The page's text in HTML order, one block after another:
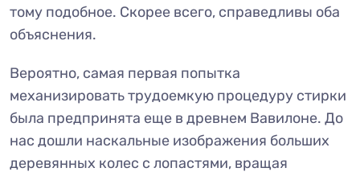
тому подобное. Скорее всего, справедливы оба
объяснения.
Вероятно, самая первая попытка
механизировать трудоемкую процедуру стирки
была предпринята еще в древнем Вавилоне. До
нас дошли наскальные изображения больших
деревянных колес с лопастями, вращая